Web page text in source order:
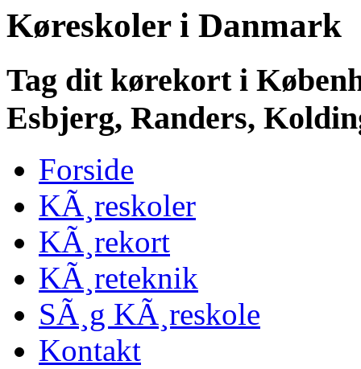
Køreskoler i Danmark
Tag dit kørekort i
Esbjerg, Randers,
Forside
KÃ¸reskoler
KÃ¸rekort
KÃ¸reteknik
SÃ¸g KÃ¸reskole
Kontakt